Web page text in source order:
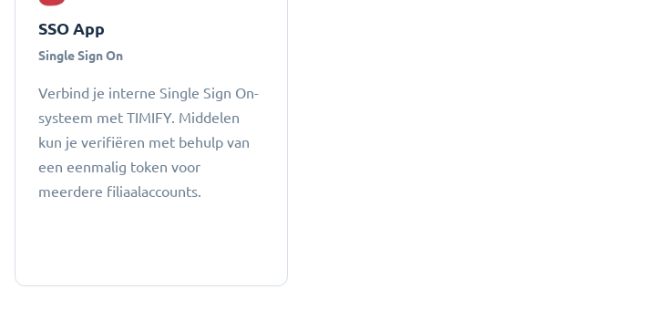
SSO App
Single Sign On
Verbind je interne Single Sign On-
systeem met TIMIFY. Middelen
kun je verifiëren met behulp van
een eenmalig token voor
meerdere filiaalaccounts.